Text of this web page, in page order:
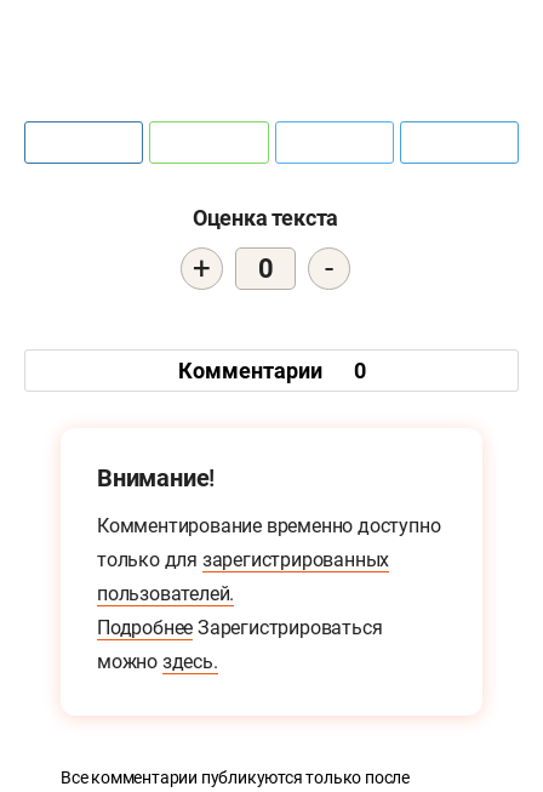
Оценка текста
+ 0 -
Комментарии 0
Внимание!
Комментирование временно доступно
только для зарегистрированных
пользователей.
Подробнее Зарегистрироваться
можно здесь.
Все комментарии публикуются только после